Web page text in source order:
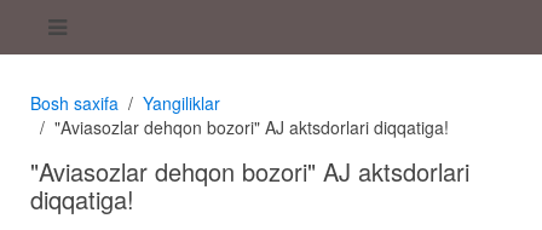
Bosh saxifa
Yangiliklar
"Aviasozlar dehqon bozori" AJ aktsdorlari diqqatiga!
"Aviasozlar dehqon bozori" AJ aktsdorlari
diqqatiga!